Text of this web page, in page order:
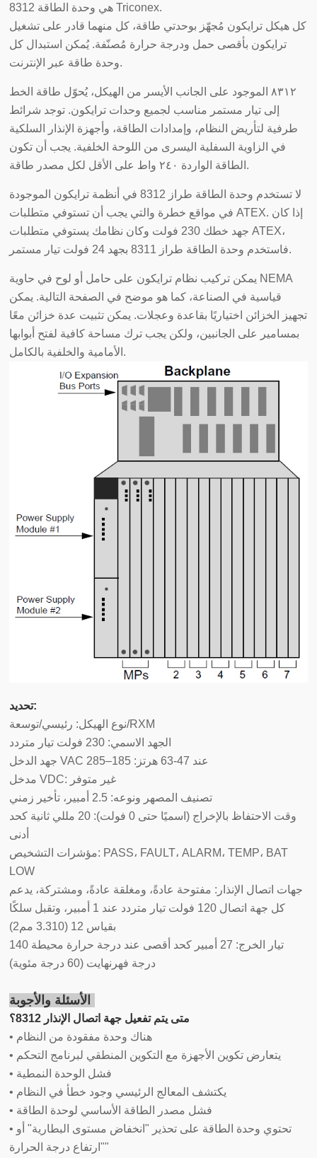
8312 هي وحدة الطاقة Triconex.
كل هيكل ترايكون مُجهّز بوحدتي طاقة، كل منهما قادر على تشغيل
ترايكون بأقصى حمل ودرجة حرارة مُصنّفة. يُمكن استبدال كل
وحدة طاقة عبر الإنترنت.
٨٣١٢ الموجود على الجانب الأيسر من الهيكل، يُحوّل طاقة الخط
إلى تيار مستمر مناسب لجميع وحدات ترايكون. توجد شرائط
طرفية لتأريض النظام، وإمدادات الطاقة، وأجهزة الإنذار السلكية
في الزاوية السفلية اليسرى من اللوحة الخلفية. يجب أن تكون
الطاقة الواردة ٢٤٠ واط على الأقل لكل مصدر طاقة.
لا تستخدم وحدة الطاقة طراز 8312 في أنظمة ترايكون الموجودة
في مواقع خطرة والتي يجب أن تستوفي متطلبات ATEX. إذا كان
جهد خطك 230 فولت وكان نظامك يستوفي متطلبات ATEX،
فاستخدم وحدة الطاقة طراز 8311 بجهد 24 فولت تيار مستمر.
يمكن تركيب نظام ترايكون على حامل أو لوح في حاوية NEMA
قياسية في الصناعة، كما هو موضح في الصفحة التالية. يمكن
تجهيز الخزائن اختياريًا بقاعدة وعجلات. يمكن تثبيت عدة خزائن معًا
بمسامير على الجانبين، ولكن يجب ترك مساحة كافية لفتح أبوابها
الأمامية والخلفية بالكامل.
تحديد:
نوع الهيكل: رئيسي/توسعة/RXM
الجهد الاسمي: 230 فولت تيار متردد
جهد الدخل VAC عند 47-63 هرتز: 185–285
مدخل VDC: غير متوفر
تصنيف المصهر ونوعه: 2.5 أمبير، تأخير زمني
وقت الاحتفاظ بالإخراج (اسميًا حتى 0 فولت): 20 مللي ثانية كحد
أدنى
مؤشرات التشخيص: PASS، FAULT، ALARM، TEMP، BAT
LOW
جهات اتصال الإنذار: مفتوحة عادةً، ومغلقة عادةً، ومشتركة، يدعم
كل جهة اتصال 120 فولت تيار متردد عند 1 أمبير، وتقبل سلكًا
بقياس 12 (3.310 مم2)
تيار الخرج: 27 أمبير كحد أقصى عند درجة حرارة محيطة 140
درجة فهرنهايت (60 درجة مئوية)
متى يتم تفعيل جهة اتصال الإنذار 8312؟
• هناك وحدة مفقودة من النظام
• يتعارض تكوين الأجهزة مع التكوين المنطقي لبرنامج التحكم
• فشل الوحدة النمطية
• يكتشف المعالج الرئيسي وجود خطأ في النظام
• فشل مصدر الطاقة الأساسي لوحدة الطاقة
• تحتوي وحدة الطاقة على تحذير "انخفاض مستوى البطارية" أو
"ارتفاع درجة الحرارة"